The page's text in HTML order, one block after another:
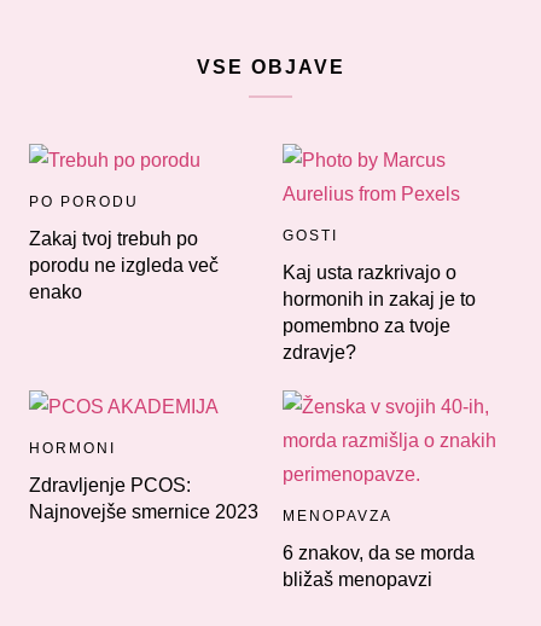
VSE OBJAVE
PO PORODU
Zakaj tvoj trebuh po
porodu ne izgleda več
enako
GOSTI
Kaj usta razkrivajo o
hormonih in zakaj je to
pomembno za tvoje
zdravje?
HORMONI
Zdravljenje PCOS:
Najnovejše smernice 2023
MENOPAVZA
6 znakov, da se morda
bližaš menopavzi